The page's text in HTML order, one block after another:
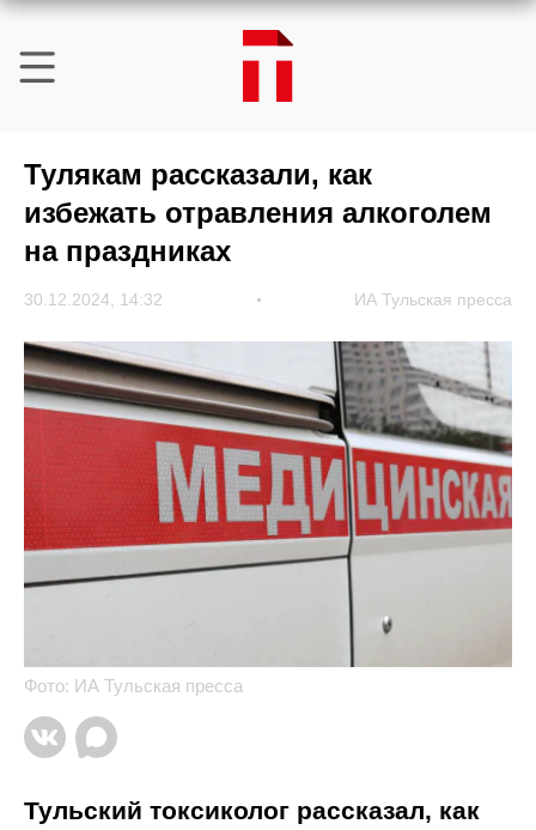
Тулякам рассказали, как
избежать отравления алкоголем
на праздниках
30.12.2024, 14:32 ИА Тульская пресса
Фото: ИА Тульская пресса
Тульский токсиколог рассказал, как